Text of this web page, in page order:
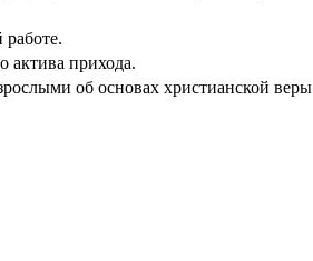
актива прихода.
об основах христианской